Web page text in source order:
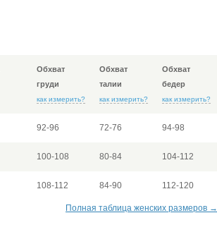
Обхват
груди
как измерить?
Обхват
талии
как измерить?
Обхват
бедер
как измерить?
92-96 72-76 94-98
100-108 80-84 104-112
108-112 84-90 112-120
Полная таблица женских размеров →